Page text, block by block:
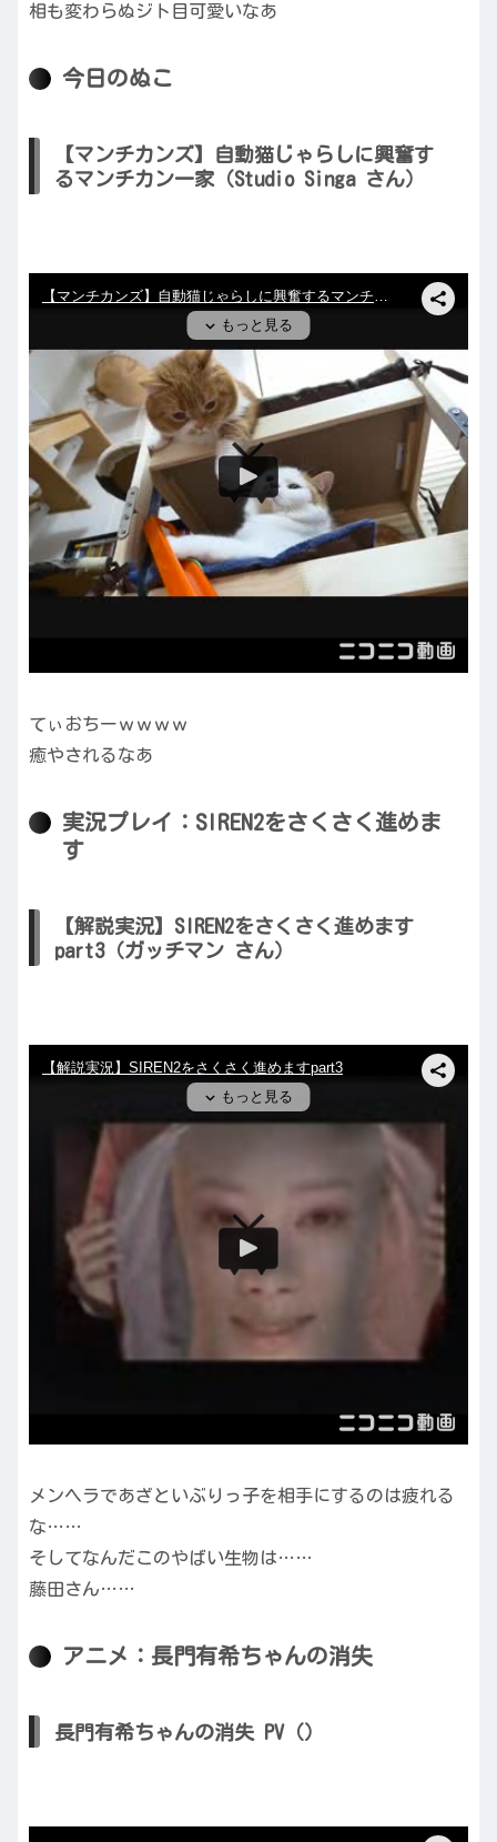
相も変わらぬジト目可愛いなあ
今日のぬこ
【マンチカンズ】自動猫じゃらしに興奮す
るマンチカン一家（Studio Singa さん）
てぃおちーｗｗｗｗ
癒やされるなあ
実況プレイ：SIREN2をさくさく進めま
す
【解説実況】SIREN2をさくさく進めます
part3（ガッチマン さん）
メンヘラであざといぶりっ子を相手にするのは疲れる
な……
そしてなんだこのやばい生物は……
藤田さん……
アニメ：長門有希ちゃんの消失
長門有希ちゃんの消失 PV（）